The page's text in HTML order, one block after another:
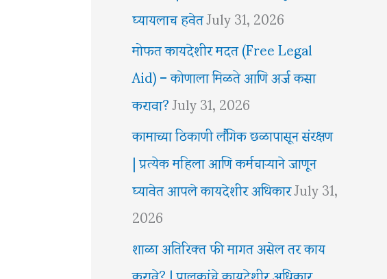
घ्यायलाच हवेतJuly 31, 2026
मोफत कायदेशीर मदत (Free Legal
Aid) – कोणाला मिळते आणि अर्ज कसा
करावा?July 31, 2026
कामाच्या ठिकाणी लैंगिक छळापासून संरक्षण
| प्रत्येक महिला आणि कर्मचाऱ्याने जाणून
घ्यावेत आपले कायदेशीर अधिकारJuly 31,
2026
शाळा अतिरिक्त फी मागत असेल तर काय